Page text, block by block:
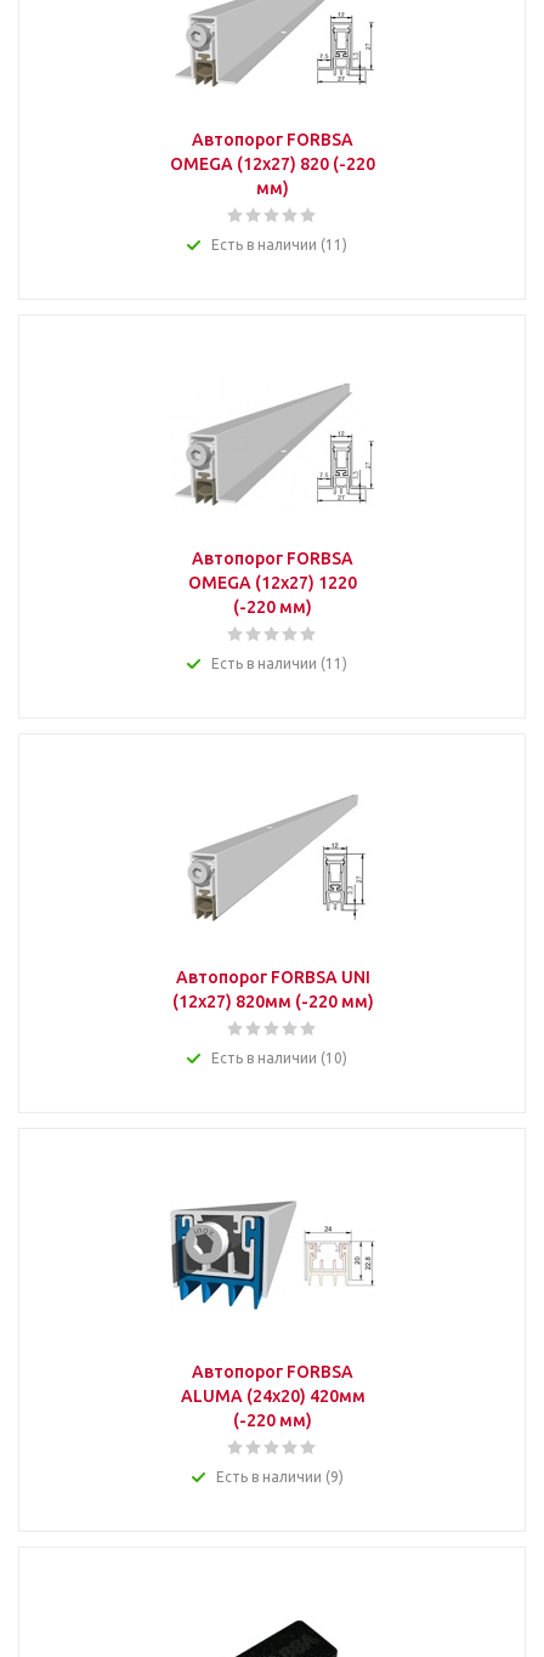
Автопорог FORBSA
OMEGA (12х27) 820 (-220
мм)
Есть в наличии (11)
Автопорог FORBSA
OMEGA (12х27) 1220
(-220 мм)
Есть в наличии (11)
Автопорог FORBSA UNI
(12х27) 820мм (-220 мм)
Есть в наличии (10)
Автопорог FORBSA
ALUMA (24х20) 420мм
(-220 мм)
Есть в наличии (9)